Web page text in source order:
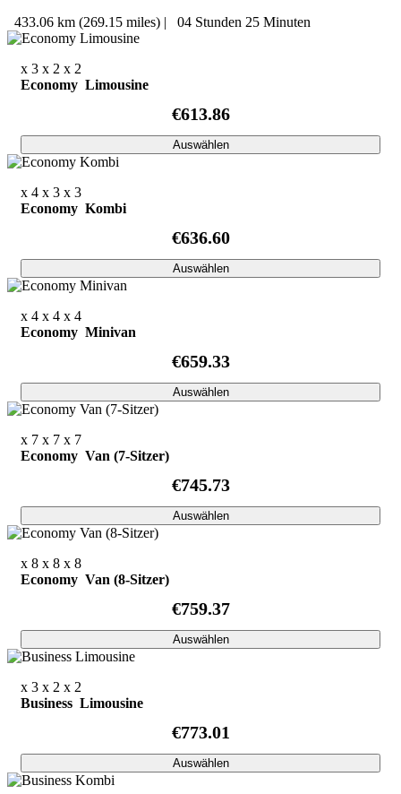
433.06 km (269.15 miles) | 04 Stunden 25 Minuten
x 3 x 2 x 2
Economy Limousine
€613.86
Auswählen
x 4 x 3 x 3
Economy Kombi
€636.60
Auswählen
x 4 x 4 x 4
Economy Minivan
€659.33
Auswählen
x 7 x 7 x 7
Economy Van (7-Sitzer)
€745.73
Auswählen
x 8 x 8 x 8
Economy Van (8-Sitzer)
€759.37
Auswählen
x 3 x 2 x 2
Business Limousine
€773.01
Auswählen